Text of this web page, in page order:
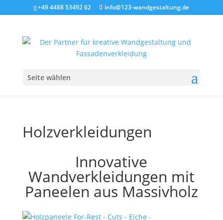
+49 4488 53492 62 info@123-wandgestaltung.de
Seite wählen
Holzverkleidungen
Innovative
Wandverkleidungen mit
Paneelen aus Massivholz